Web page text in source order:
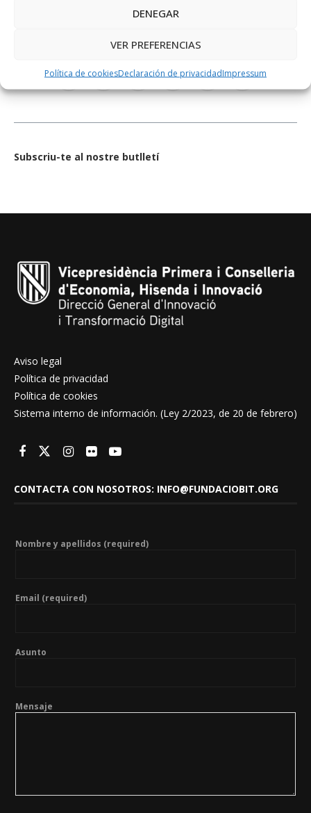
DENEGAR
VER PREFERENCIAS
Política de cookiesDeclaración de privacidadImpressum
Subscriu-te al nostre butlletí
Aviso legal
Política de privacidad
Política de cookies
Sistema interno de información. (Ley 2/2023, de 20 de febrero)
CONTACTA CON NOSOTROS: INFO@FUNDACIOBIT.ORG
Nombre y apellidos (required)
Email (required)
Asunto
Mensaje